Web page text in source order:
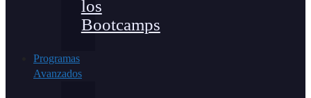
los
Bootcamps
Programas
Avanzados